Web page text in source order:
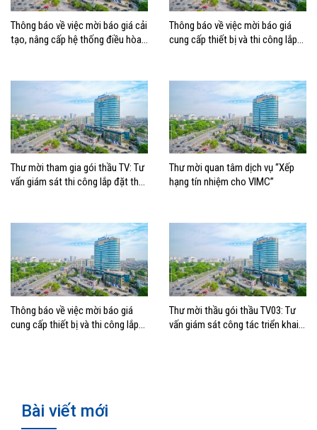
Thông báo về việc mời báo giá cải
tạo, nâng cấp hệ thống điều hòa
Thông báo về việc mời báo giá
cung cấp thiết bị và thi công lắp
nhà Ocean Park
Thư mời tham gia gói thầu TV: Tư
vấn giám sát thi công lắp đặt thay
Thư mời quan tâm dịch vụ “Xếp
hạng tín nhiệm cho VIMC”
Thông báo về việc mời báo giá
cung cấp thiết bị và thi công lắp
Thư mời thầu gói thầu TV03: Tư
vấn giám sát công tác triển khai
Bài viết mới